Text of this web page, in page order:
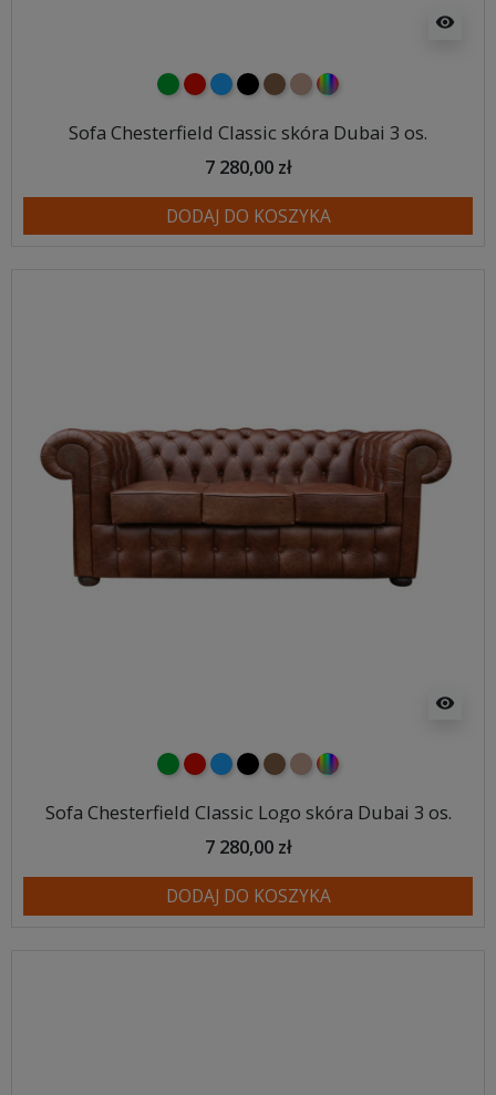
visibility
zielonyczerwony
niebieski
czarnybrązowy
jasnobrązowy
wybór koloru
Sofa Chesterfield Classic skóra Dubai 3 os.
7 280,00 zł
DODAJ DO KOSZYKA
visibility
zielonyczerwony
niebieski
czarnybrązowy
jasnobrązowy
wybór koloru
Sofa Chesterfield Classic Logo skóra Dubai 3 os.
7 280,00 zł
DODAJ DO KOSZYKA